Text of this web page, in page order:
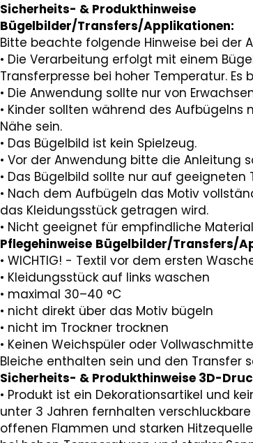
Sicherheits- & Produkthinweise
Bügelbilder/Transfers/Applikationen:
Bitte beachte folgende Hinweise bei der
• Die Verarbeitung erfolgt mit einem
Transferpresse bei hoher Temperatur.
• Die Anwendung sollte nur von
• Kinder sollten während des
Nähe sein.
• Das Bügelbild ist kein Spielzeug.
• Vor der Anwendung bitte die Anleitung
• Das Bügelbild sollte nur auf
• Nach dem Aufbügeln das Motiv
das Kleidungsstück getragen wird.
• Nicht geeignet für empfindliche
Pflegehinweise Bügelbilder/Transfers/
• WICHTIG! - Textil vor dem ersten
• Kleidungsstück auf links waschen
• maximal 30–40 °C
• nicht direkt über das Motiv bügeln
• nicht im Trockner trocknen
• Keinen Weichspüler oder
Bleiche enthalten sein und den Transfer
Sicherheits- & Produkthinweise 3D-
• Produkt ist ein Dekorationsartikel und
unter 3 Jahren fernhalten verschluckbare
offenen Flammen und starken